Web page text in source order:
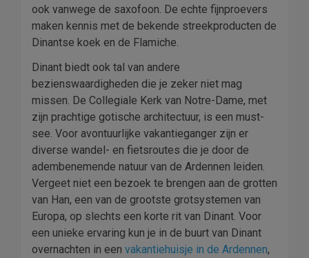
ook vanwege de saxofoon. De echte fijnproevers
maken kennis met de bekende streekproducten de
Dinantse koek en de Flamiche.
Dinant biedt ook tal van andere
bezienswaardigheden die je zeker niet mag
missen. De Collegiale Kerk van Notre-Dame, met
zijn prachtige gotische architectuur, is een must-
see. Voor avontuurlijke vakantieganger zijn er
diverse wandel- en fietsroutes die je door de
adembenemende natuur van de Ardennen leiden.
Vergeet niet een bezoek te brengen aan de grotten
van Han, een van de grootste grotsystemen van
Europa, op slechts een korte rit van Dinant. Voor
een unieke ervaring kun je in de buurt van Dinant
overnachten in een vakantiehuisje in de Ardennen,